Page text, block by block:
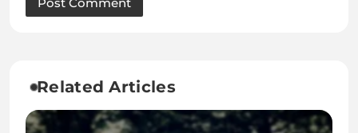
Related Articles